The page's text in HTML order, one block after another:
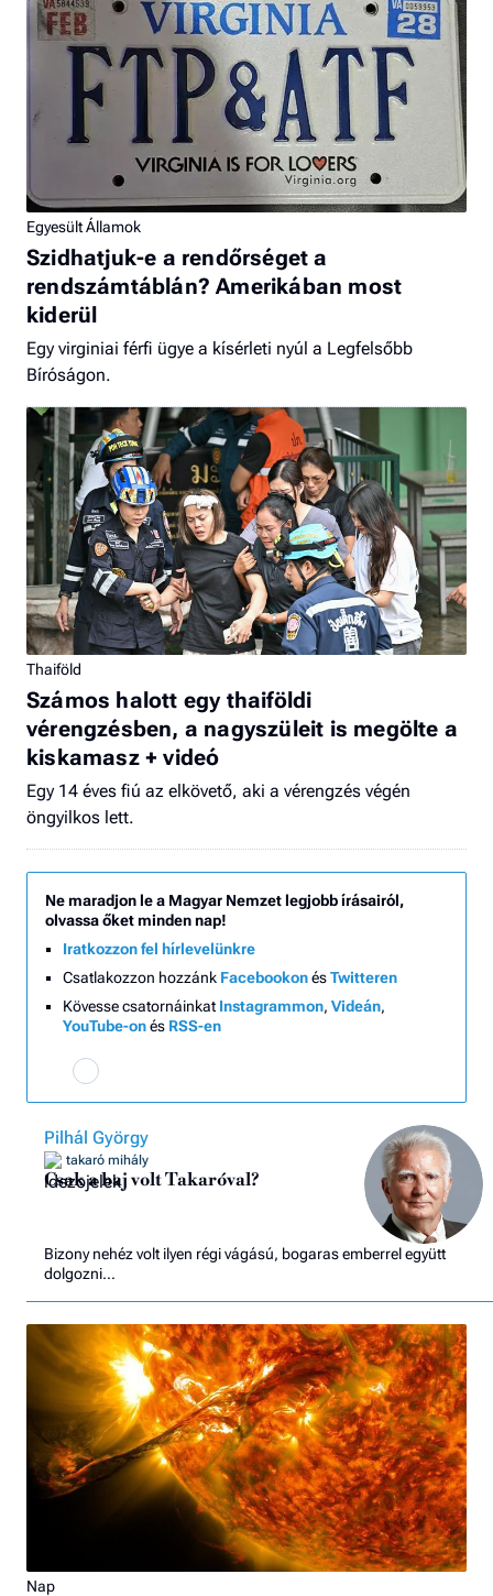
Egyesült Államok
Szidhatjuk-e a rendőrséget a
rendszámtáblán? Amerikában most
kiderül
Egy virginiai férfi ügye a kísérleti nyúl a Legfelsőbb
Bíróságon.
Thaiföld
Számos halott egy thaiföldi
vérengzésben, a nagyszüleit is megölte a
kiskamasz + videó
Egy 14 éves fiú az elkövető, aki a vérengzés végén
öngyilkos lett.
Ne maradjon le a Magyar Nemzet legjobb írásairól,
olvassa őket minden nap!
Iratkozzon fel hírlevelünkre
Csatlakozzon hozzánk FacebookonésTwitteren
Kövesse csatornáinkat Instagrammon, Videán,
YouTube-onés RSS-en
Pilhál György
takaró mihály
Csak a baj volt Takaróval?
Bizony nehéz volt ilyen régi vágású, bogaras emberrel együtt
dolgozni…
Nap